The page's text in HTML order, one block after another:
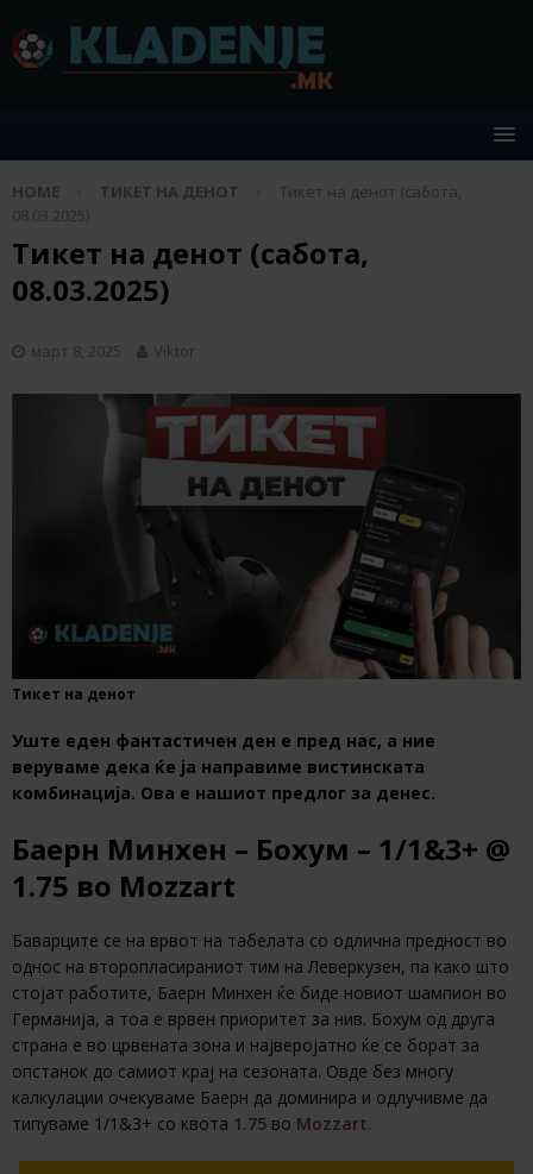
HOME ТИКЕТ НА ДЕНОТ
Тикет на денот (сабота,
08.03.2025)
Тикет на денот (сабота,
08.03.2025)
март 8, 2025 Viktor
Тикет на денот
Уште еден фантастичен ден е пред нас, а ние
веруваме дека ќе ја направиме вистинската
комбинација. Ова е нашиот предлог за денес.
Баерн Минхен – Бохум – 1/1&3+ @
1.75 во Mozzart
Баварците се на врвот на табелата со одлична предност во
однос на второпласираниот тим на Леверкузен, па како што
стојат работите, Баерн Минхен ќе биде новиот шампион во
Германија, а тоа е врвен приоритет за нив. Бохум од друга
страна е во црвената зона и најверојатно ќе се борат за
опстанок до самиот крај на сезоната. Овде без многу
калкулации очекуваме Баерн да доминира и одлучивме да
типуваме 1/1&3+ со квота 1.75 во Mozzart.